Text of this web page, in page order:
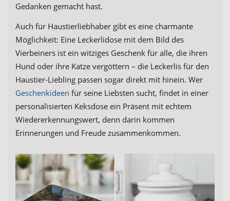
Gedanken gemacht hast.
Auch für Haustierliebhaber gibt es eine charmante
Möglichkeit: Eine Leckerlidose mit dem Bild des
Vierbeiners ist ein witziges Geschenk für alle, die ihren
Hund oder ihre Katze vergöttern – die Leckerlis für den
Haustier-Liebling passen sogar direkt mit hinein. Wer
Geschenkideen für seine Liebsten sucht, findet in einer
personalisierten Keksdose ein Präsent mit echtem
Wiedererkennungswert, denn darin kommen
Erinnerungen und Freude zusammenkommen.